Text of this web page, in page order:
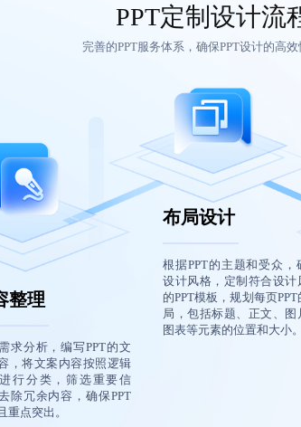
PPT定制设计流
完善的PPT服务体系，确保PPT设计的高
整理
求分析，编写PPT的文
，将文案内容按照逻辑
行分类，筛选重要信
除冗余内容，确保PPT
重点突出。
布局设计
根据PPT的主题和受众，
设计风格，定制符合设计
的PPT模板，规划每页PPT
局，包括标题、正文、图
图表等元素的位置和大小。